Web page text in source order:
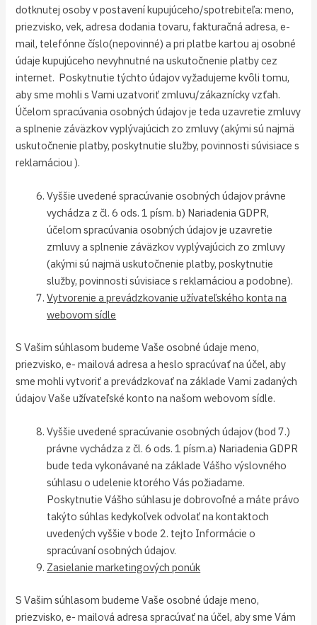
dotknutej osoby v postavení kupujúceho/spotrebiteľa: meno,
priezvisko, vek, adresa dodania tovaru, fakturačná adresa, e-
mail, telefónne číslo(nepovinné) a pri platbe kartou aj osobné
údaje kupujúceho nevyhnutné na uskutočnenie platby cez
internet. Poskytnutie týchto údajov vyžadujeme kvôli tomu,
aby sme mohli s Vami uzatvoriť zmluvu/zákaznícky vzťah.
Účelom spracúvania osobných údajov je teda uzavretie zmluvy
a splnenie záväzkov vyplývajúcich zo zmluvy (akými sú najmä
uskutočnenie platby, poskytnutie služby, povinnosti súvisiace s
reklamáciou ).
Vyššie uvedené spracúvanie osobných údajov právne
vychádza z čl. 6 ods. 1 písm. b) Nariadenia GDPR,
účelom spracúvania osobných údajov je uzavretie
zmluvy a splnenie záväzkov vyplývajúcich zo zmluvy
(akými sú najmä uskutočnenie platby, poskytnutie
služby, povinnosti súvisiace s reklamáciou a podobne).
Vytvorenie a prevádzkovanie užívateľského konta na
webovom sídle
S Vašim súhlasom budeme Vaše osobné údaje meno,
priezvisko, e- mailová adresa a heslo spracúvať na účel, aby
sme mohli vytvoriť a prevádzkovať na základe Vami zadaných
údajov Vaše užívateľské konto na našom webovom sídle.
Vyššie uvedené spracúvanie osobných údajov (bod 7.)
právne vychádza z čl. 6 ods. 1 písm.a) Nariadenia GDPR
bude teda vykonávané na základe Vášho výslovného
súhlasu o udelenie ktorého Vás požiadame.
Poskytnutie Vášho súhlasu je dobrovoľné a máte právo
takýto súhlas kedykoľvek odvolať na kontaktoch
uvedených vyššie v bode 2. tejto Informácie o
spracúvaní osobných údajov.
Zasielanie marketingových ponúk
S Vašim súhlasom budeme Vaše osobné údaje meno,
priezvisko, e- mailová adresa spracúvať na účel, aby sme Vám